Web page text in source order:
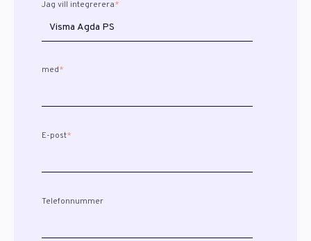
Jag vill integrerera*
med*
E-post*
Telefonnummer